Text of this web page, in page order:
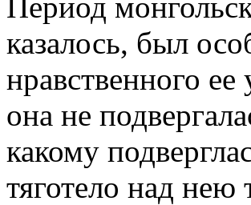
казалось, был
нравственного
она не
какому
тяготело над нею